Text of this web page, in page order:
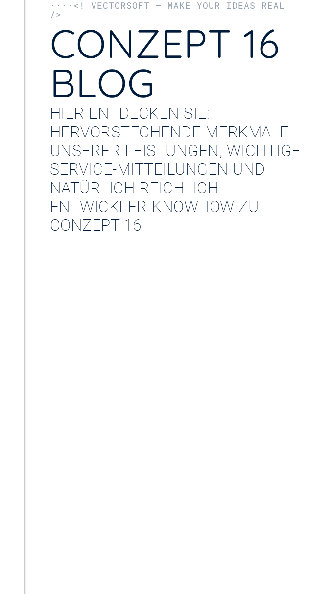
····<! VECTORSOFT – MAKE YOUR IDEAS REAL
/>
CONZEPT 16
BLOG
HIER ENTDECKEN SIE:
HERVORSTECHENDE MERKMALE
UNSERER LEISTUNGEN, WICHTIGE
SERVICE-MITTEILUNGEN UND
NATÜRLICH REICHLICH
ENTWICKLER-KNOWHOW ZU
CONZEPT 16